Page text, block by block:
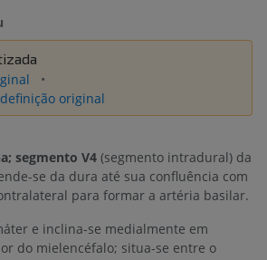
original
segmento V4 (segmento intradural) da
se da dura até sua confluência com
para formar a artéria basilar.
e inclina-se medialmente em
do mielencéfalo; situa-se entre o